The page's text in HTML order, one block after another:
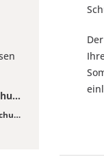
Terrassenüberdachungen
Terrassenüberdachungen